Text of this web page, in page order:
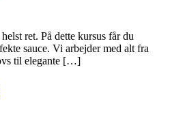
ret. På dette kursus får du
sauce. Vi arbejder med alt fra
til elegante […]